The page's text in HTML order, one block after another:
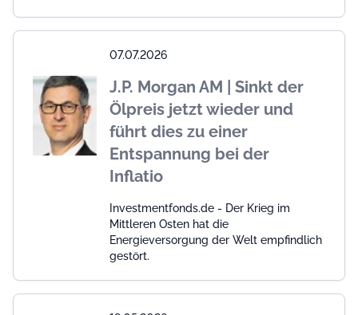
07.07.2026
J.P. Morgan AM | Sinkt der
Ölpreis jetzt wieder und
führt dies zu einer
Entspannung bei der
Inflatio
Investmentfonds.de - Der Krieg im
Mittleren Osten hat die
Energieversorgung der Welt empfindlich
gestört.